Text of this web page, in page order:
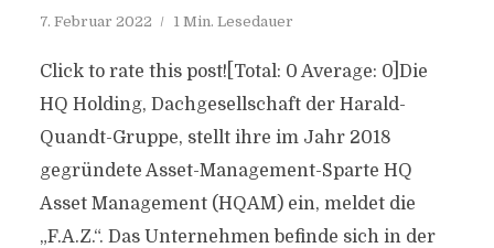
7. Februar 2022 1 Min. Lesedauer
Click to rate this post![Total: 0 Average: 0]Die
HQ Holding, Dachgesellschaft der Harald-
Quandt-Gruppe, stellt ihre im Jahr 2018
gegründete Asset-Management-Sparte HQ
Asset Management (HQAM) ein, meldet die
„F.A.Z.“. Das Unternehmen befinde sich in der